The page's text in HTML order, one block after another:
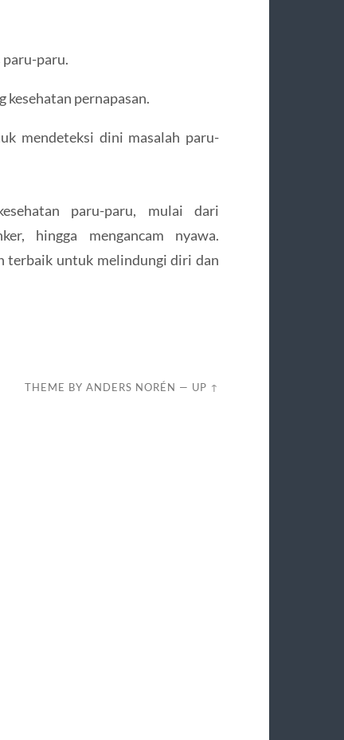
paru.
kesehatan pernapasan.
mendeteksi dini masalah paru-
paru-paru, mulai dari
hingga mengancam nyawa.
terbaik untuk melindungi diri dan
THEME BYANDERS NORÉN — UP ↑